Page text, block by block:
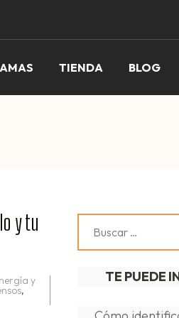
TIENDA BLOG
y tu
y
,
TE PUEDE